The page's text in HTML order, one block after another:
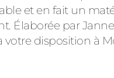
et en fait un
Élaborée par
votre disposition à